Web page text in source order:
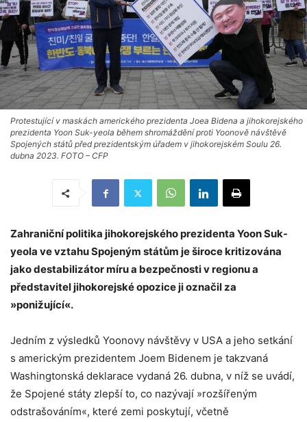
Protestující v maskách amerického prezidenta Joea Bidena a jihokorejského
prezidenta Yoon Suk-yeola během shromáždění proti Yoonově návštěvě
Spojených států před prezidentským úřadem v jihokorejském Soulu 26.
dubna 2023. FOTO – CFP
Zahraniční politika jihokorejského prezidenta Yoon Suk-
yeola ve vztahu Spojeným státům je široce kritizována
jako destabilizátor míru a bezpečnosti v regionu a
představitel jihokorejské opozice ji označil za
»ponižující«.
Jedním z výsledků Yoonovy návštěvy v USA a jeho setkání
s americkým prezidentem Joem Bidenem je takzvaná
Washingtonská deklarace vydaná 26. dubna, v níž se uvádí,
že Spojené státy zlepší to, co nazývají »rozšířeným
odstrašováním«, které zemi poskytují, včetně